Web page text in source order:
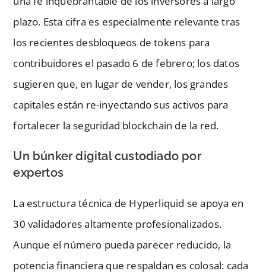
plazo. Esta cifra es especialmente relevante tras
los recientes desbloqueos de tokens para
contribuidores el pasado 6 de febrero; los datos
sugieren que, en lugar de vender, los grandes
capitales están re-inyectando sus activos para
fortalecer la seguridad blockchain de la red.
Un búnker digital custodiado por
expertos
La estructura técnica de Hyperliquid se apoya en
30 validadores altamente profesionalizados.
Aunque el número pueda parecer reducido, la
potencia financiera que respaldan es colosal: cada